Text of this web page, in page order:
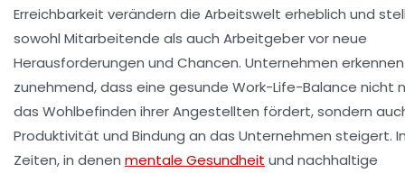
Erreichbarkeit verändern die Arbeitswelt erheblich und
sowohl Mitarbeitende als auch Arbeitgeber vor neue
Herausforderungen und Chancen. Unternehmen erkennen
zunehmend, dass eine gesunde Work-Life-Balance nicht
das Wohlbefinden ihrer Angestellten fördert, sondern
Produktivität und Bindung an das Unternehmen steigert.
Zeiten, in denen mentale Gesundheit und nachhaltige